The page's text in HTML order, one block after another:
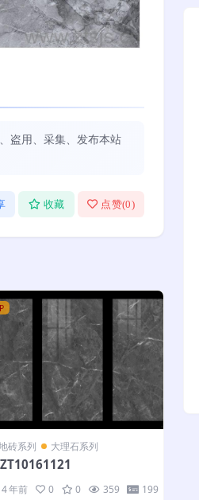
盗用、采集、发布本站
收藏 点赞(0)
砖系列 大理石系列
4 年前 0 0 359 199